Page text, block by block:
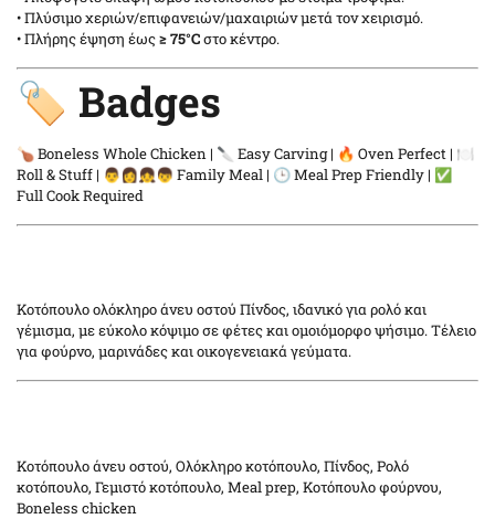
• Πλύσιμο χεριών/επιφανειών/μαχαιριών μετά τον χειρισμό.
• Πλήρης έψηση έως≥ 75°Cστο κέντρο.
🏷️ Badges
🍗 Boneless Whole Chicken | 🔪 Easy Carving | 🔥 Oven Perfect | 🍽️
Roll & Stuff | 👨👩👧👦 Family Meal | 🕒 Meal Prep Friendly | ✅
Full Cook Required
Κοτόπουλο ολόκληρο άνευ οστού Πίνδος, ιδανικό για ρολό και
γέμισμα, με εύκολο κόψιμο σε φέτες και ομοιόμορφο ψήσιμο. Τέλειο
για φούρνο, μαρινάδες και οικογενειακά γεύματα.
Κοτόπουλο άνευ οστού, Ολόκληρο κοτόπουλο, Πίνδος, Ρολό
κοτόπουλο, Γεμιστό κοτόπουλο, Meal prep, Κοτόπουλο φούρνου,
Boneless chicken